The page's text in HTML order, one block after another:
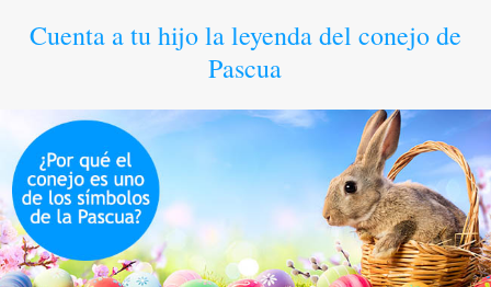
Cuenta a tu hijo la leyenda del conejo de
Pascua